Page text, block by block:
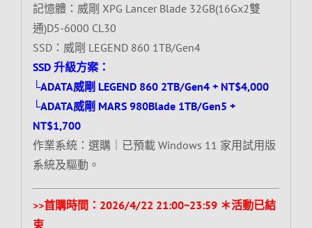
記憶體：威剛 XPG Lancer Blade 32GB(16Gx2雙
通)D5-6000 CL30
SSD：威剛 LEGEND 860 1TB/Gen4
SSD 升級方案：
└ADATA威剛 LEGEND 860 2TB/Gen4 + NT$4,000
└ADATA威剛 MARS 980Blade 1TB/Gen5 +
NT$1,700
作業系統：選購｜已預載 Windows 11 家用試用版
系統及驅動。
>>首購時間：2026/4/22 21:00~23:59 ＊活動已結
束